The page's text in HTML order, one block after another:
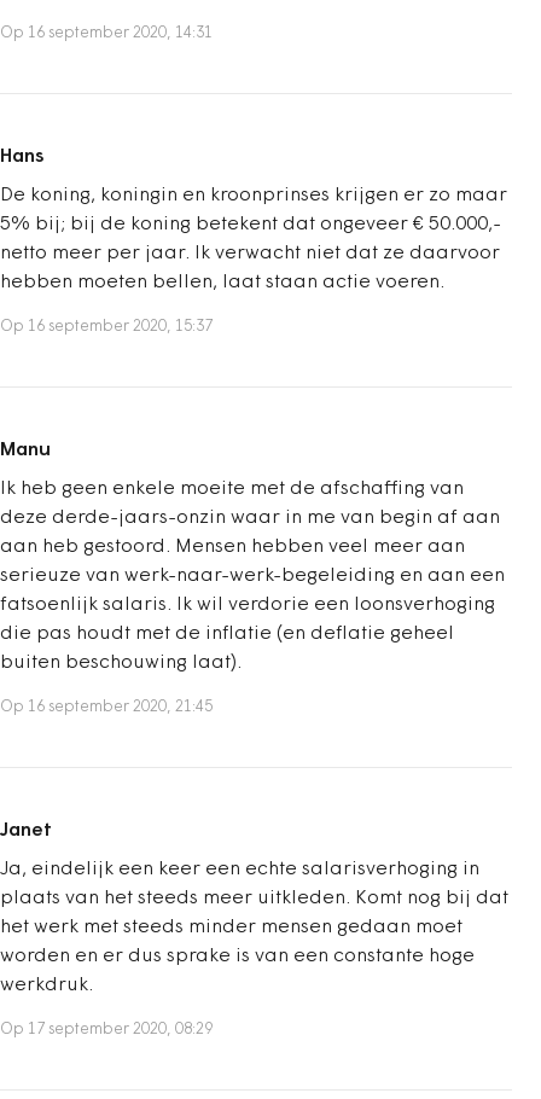
Op 16 september 2020, 14:31
Hans
De koning, koningin en kroonprinses krijgen er zo maar
5% bij; bij de koning betekent dat ongeveer € 50.000,-
netto meer per jaar. Ik verwacht niet dat ze daarvoor
hebben moeten bellen, laat staan actie voeren.
Op 16 september 2020, 15:37
Manu
Ik heb geen enkele moeite met de afschaffing van
deze derde-jaars-onzin waar in me van begin af aan
aan heb gestoord. Mensen hebben veel meer aan
serieuze van werk-naar-werk-begeleiding en aan een
fatsoenlijk salaris. Ik wil verdorie een loonsverhoging
die pas houdt met de inflatie (en deflatie geheel
buiten beschouwing laat).
Op 16 september 2020, 21:45
Janet
Ja, eindelijk een keer een echte salarisverhoging in
plaats van het steeds meer uitkleden. Komt nog bij dat
het werk met steeds minder mensen gedaan moet
worden en er dus sprake is van een constante hoge
werkdruk.
Op 17 september 2020, 08:29